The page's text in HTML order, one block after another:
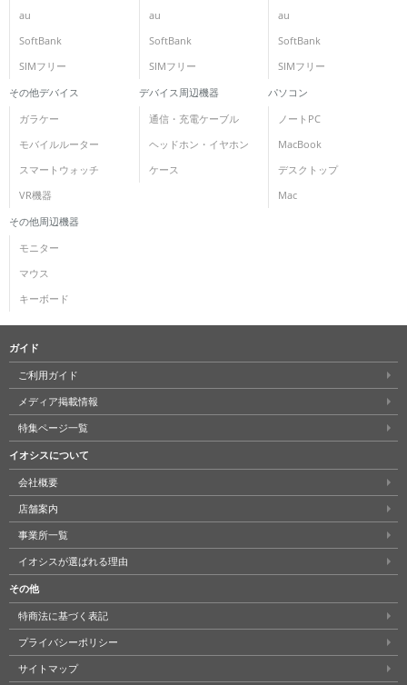
au
SoftBank
SIMフリー
au
SoftBank
SIMフリー
au
SoftBank
SIMフリー
その他デバイス
ガラケー
モバイルルーター
スマートウォッチ
VR機器
デバイス周辺機器
通信・充電ケーブル
ヘッドホン・イヤホン
ケース
パソコン
ノートPC
MacBook
デスクトップ
Mac
その他周辺機器
モニター
マウス
キーボード
ガイド
ご利用ガイド
メディア掲載情報
特集ページ一覧
イオシスについて
会社概要
店舗案内
事業所一覧
イオシスが選ばれる理由
その他
特商法に基づく表記
プライバシーポリシー
サイトマップ